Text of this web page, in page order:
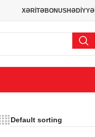
XƏRİTƏBONUSHƏDİYYƏ